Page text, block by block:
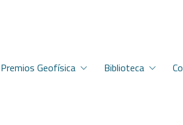
Premios Geofísica Biblioteca